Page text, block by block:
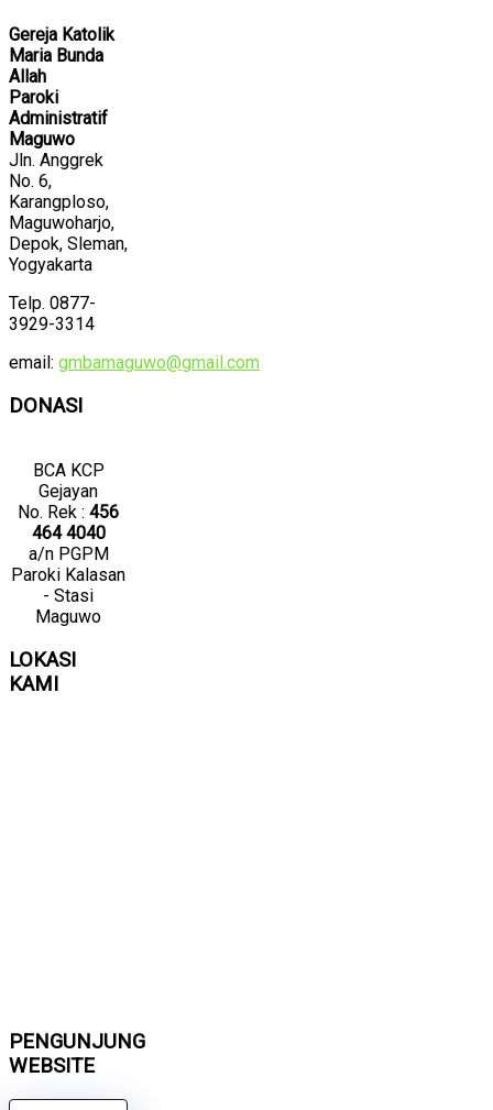
Gereja Katolik
Maria Bunda
Allah
Paroki
Administratif
Maguwo
Jln. Anggrek
No. 6,
Karangploso,
Maguwoharjo,
Depok, Sleman,
Yogyakarta
Telp. 0877-
3929-3314
email: gmbamaguwo@gmail.com
DONASI
BCA KCP
Gejayan
No. Rek : 456
464 4040
a/n PGPM
Paroki Kalasan
- Stasi
Maguwo
LOKASI
KAMI
PENGUNJUNG
WEBSITE